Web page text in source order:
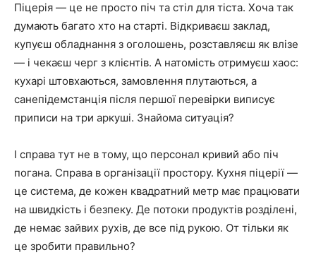
Піцерія — це не просто піч та стіл для тіста. Хоча так
думають багато хто на старті. Відкриваєш заклад,
купуєш обладнання з оголошень, розставляєш як влізе
— і чекаєш черг з клієнтів. А натомість отримуєш хаос:
кухарі штовхаються, замовлення плутаються, а
санепідемстанція після першої перевірки виписує
приписи на три аркуші. Знайома ситуація?
І справа тут не в тому, що персонал кривий або піч
погана. Справа в організації простору. Кухня піцерії —
це система, де кожен квадратний метр має працювати
на швидкість і безпеку. Де потоки продуктів розділені,
де немає зайвих рухів, де все під рукою. От тільки як
це зробити правильно?